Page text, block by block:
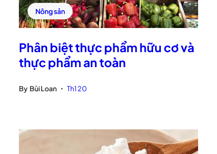
Nông sản
Phân biệt thực phẩm hữu cơ và
thực phẩm an toàn
By Bùi Loan • Th1 20